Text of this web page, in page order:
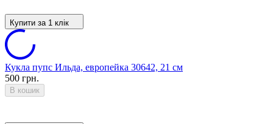
Купити за 1 клiк
Кукла пупс Ильда, европейка 30642, 21 см
500 грн.
В кошик